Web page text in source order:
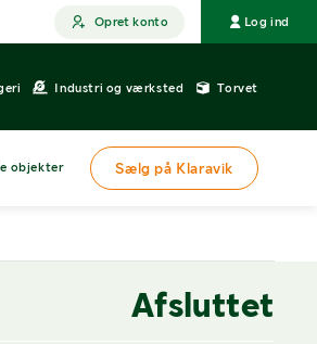
Opret konto Log ind
Industri og værksted Torvet
objekter Sælg på Klaravik
Afsluttet